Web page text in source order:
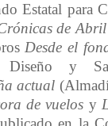
Estatal para
de
Desde el
y
actual
de vuelos y